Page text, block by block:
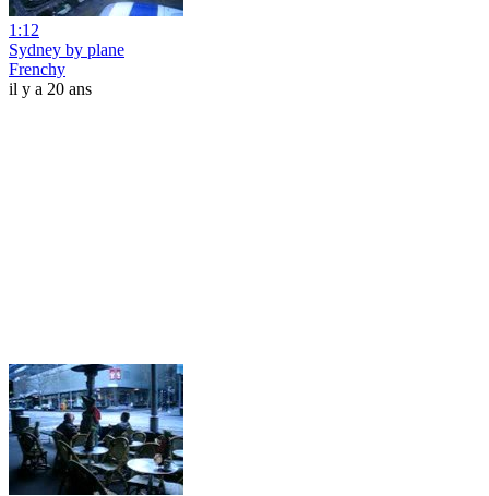
1:12
Sydney by plane
Frenchy
il y a 20 ans